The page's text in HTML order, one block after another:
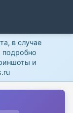
в случае
подробно
и